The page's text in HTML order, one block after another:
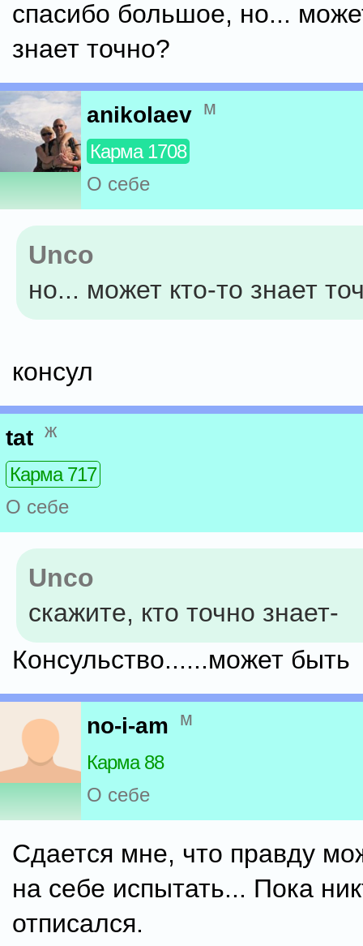
спасибо большое, но...
знает точно?
anikolaev м
Карма 1708
О себе
Unco
но... может кто-то знает
консул
tat ж
Карма 717
О себе
Unco
скажите, кто точно знает-
Консульство......может быть
no-i-am м
Карма 88
О себе
Сдается мне, что правду
на себе испытать... Пока
отписался.